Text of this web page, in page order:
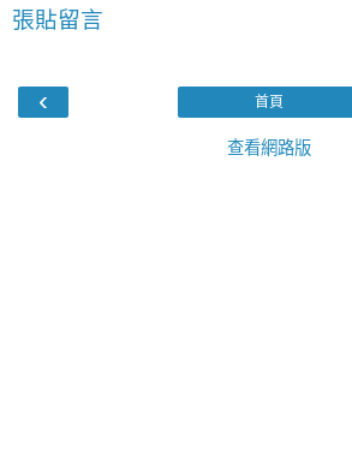
張貼留言
‹ 首頁
查看網路版